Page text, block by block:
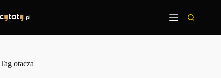
treści
Tag otacza